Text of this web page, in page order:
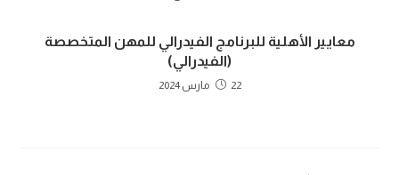
معايير الأهلية للبرنامج الفيدرالي للمهن المتخصصة
(الفيدرالي)
22 مارس 2024